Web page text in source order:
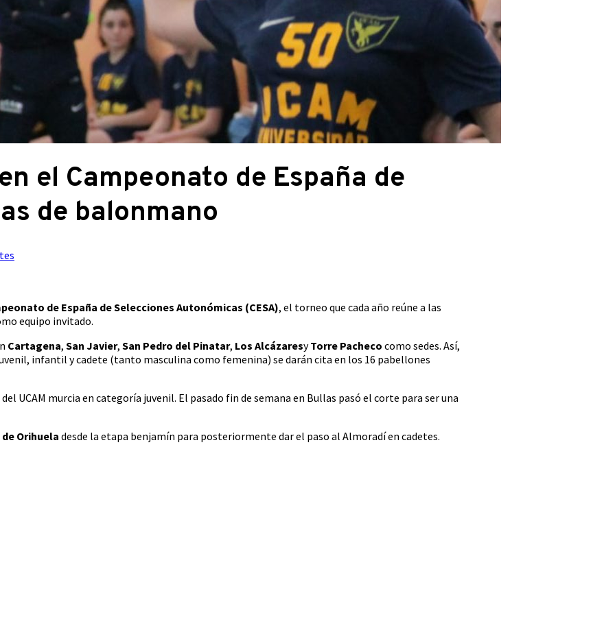
el Campeonato de España de
de balonmano
de España de Selecciones Autonómicas (CESA), el torneo que cada año reúne a las
equipo invitado.
Cartagena, San Javier, San Pedro del Pinatar, Los AlcázaresyTorre Pacheco como sedes. Así,
infantil y cadete (tanto masculina como femenina) se darán cita en los 16 pabellones
UCAM murcia en categoría juvenil. El pasado fin de semana en Bullas pasó el corte para ser una
Orihuela desde la etapa benjamín para posteriormente dar el paso al Almoradí en cadetes.